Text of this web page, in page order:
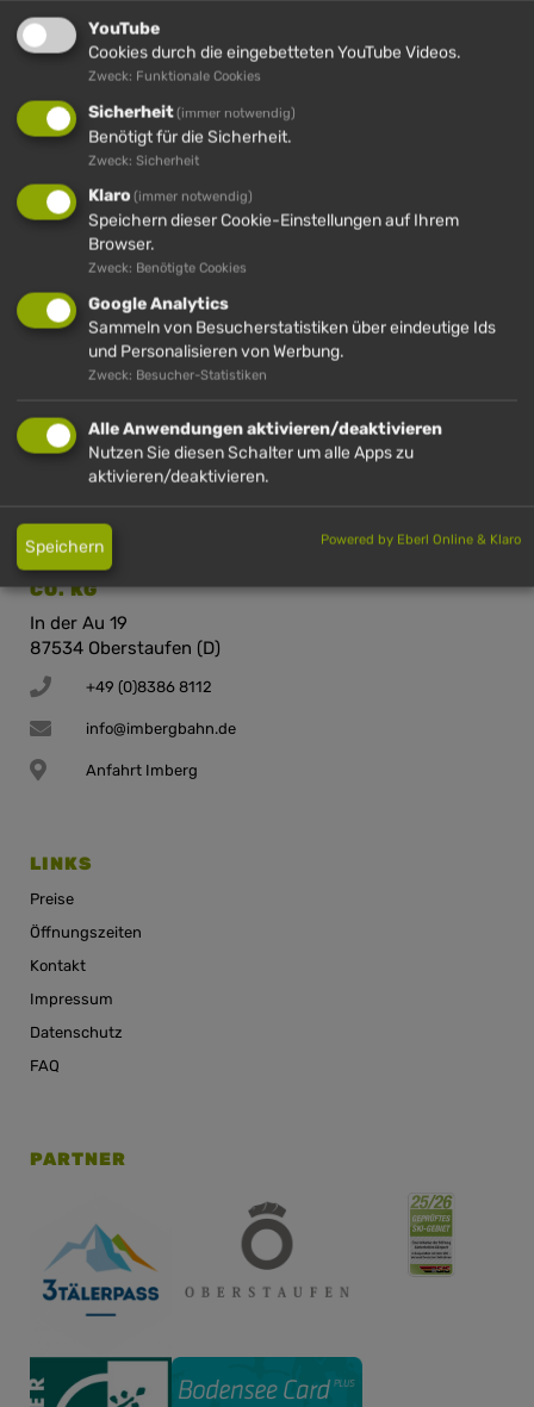
IMBERG HÜNDLE
HÜNDLE GMBH & CO. KG
Hinterstaufen 10
87534 Oberstaufen (D)
info@huendle.de
Anfahrt Hündle
IMBERGBAHN & SKIARENA STEIBIS GMBH &
CO. KG
In der Au 19
87534 Oberstaufen (D)
+49 (0)8386 8112
info@imbergbahn.de
Anfahrt Imberg
LINKS
Preise
Öffnungszeiten
Kontakt
Impressum
Datenschutz
FAQ
PARTNER
YouTube
Cookies durch die eingebetteten YouTube Videos.
Zweck: Funktionale Cookies
Sicherheit(immer notwendig)
Benötigt für die Sicherheit.
Zweck: Sicherheit
Klaro (immer notwendig)
Speichern dieser Cookie-Einstellungen auf Ihrem
Browser.
Zweck: Benötigte Cookies
Google Analytics
Sammeln von Besucherstatistiken über eindeutige Ids
und Personalisieren von Werbung.
Zweck: Besucher-Statistiken
Alle Anwendungen aktivieren/deaktivieren
Nutzen Sie diesen Schalter um alle Apps zu
aktivieren/deaktivieren.
Speichern Powered by Eberl Online & Klaro